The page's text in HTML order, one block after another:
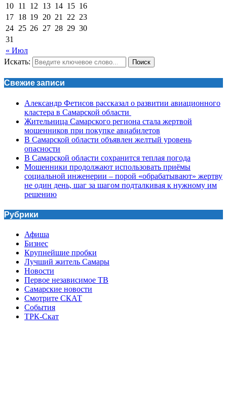
« Июл
10 11 12 13 14 15 16
17 18 19 20 21 22 23
24 25 26 27 28 29 30
31
Искать: Поиск
Свежие записи
Александр Фетисов рассказал о развитии авиационного
кластера в Самарской области
Жительница Самарского региона стала жертвой
мошенников при покупке авиабилетов
В Самарской области объявлен желтый уровень
опасности
В Самарской области сохранится теплая погода
Мошенники продолжают использовать приёмы
социальной инженерии – порой «обрабатывают» жертву
не один день, шаг за шагом подталкивая к нужному им
решению
Рубрики
Афиша
Бизнес
Крупнейшие пробки
Лучший житель Самары
Новости
Первое независимое ТВ
Самарские новости
Смотрите СКАТ
События
ТРК-Скат